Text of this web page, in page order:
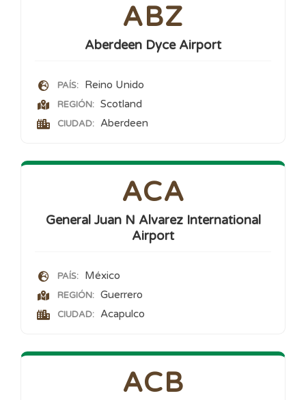
ABZ
Aberdeen Dyce Airport
PAÍS: Reino Unido
REGIÓN: Scotland
CIUDAD: Aberdeen
ACA
General Juan N Alvarez International
Airport
PAÍS: México
REGIÓN: Guerrero
CIUDAD: Acapulco
ACB